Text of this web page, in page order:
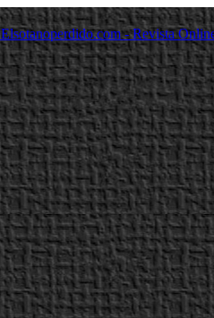
Elsotanoperdido.com - Revista